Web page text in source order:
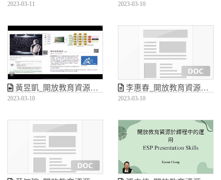
2023-03-11 2023-03-10
黃昱凱_開放教育資源於正式課程中的導入與應用
2023-03-10
李惠春_開放教育資源於正式課程中的導入與應用
2023-03-10